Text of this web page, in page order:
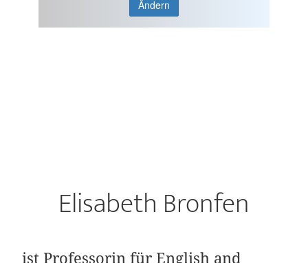
Ändern
Elisabeth Bronfen
ist Professorin für English and